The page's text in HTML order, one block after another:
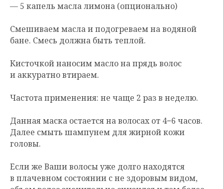
— 5 капель масла лимона (опционально)
Смешиваем масла и подогреваем на водяной
бане. Смесь должна быть теплой.
Кисточкой наносим масло на прядь волос
и аккуратно втираем.
Частота применения: не чаще 2 раз в неделю.
Данная маска остается на волосах от 4−6 часов.
Далее смыть шампунем для жирной кожи
головы.
Если же Ваши волосы уже долго находятся
в плачевном состоянии с не здоровым видом,